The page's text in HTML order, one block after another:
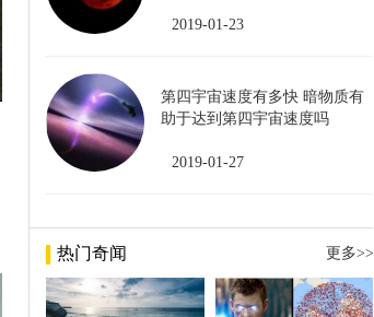
2019-01-23
第四宇宙速度有多快 暗物质有
助于达到第四宇宙速度吗
2019-01-27
热门奇闻 更多>>